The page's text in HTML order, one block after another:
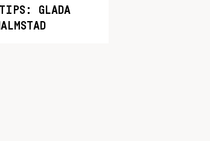
GLADA